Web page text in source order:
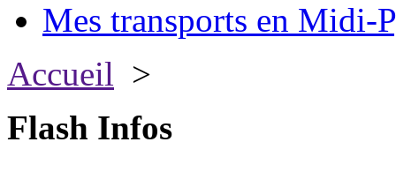
Mes transports en Midi-
Accueil >
Flash Infos